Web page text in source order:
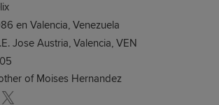
en Valencia, Venezuela
Jose Austria, Valencia, VEN
of Moises Hernandez